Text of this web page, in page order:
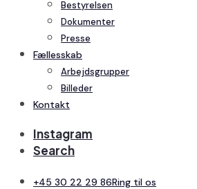
Bestyrelsen
Dokumenter
Presse
Fællesskab
Arbejdsgrupper
Billeder
Kontakt
Instagram
Search
+45 30 22 29 86Ring til os